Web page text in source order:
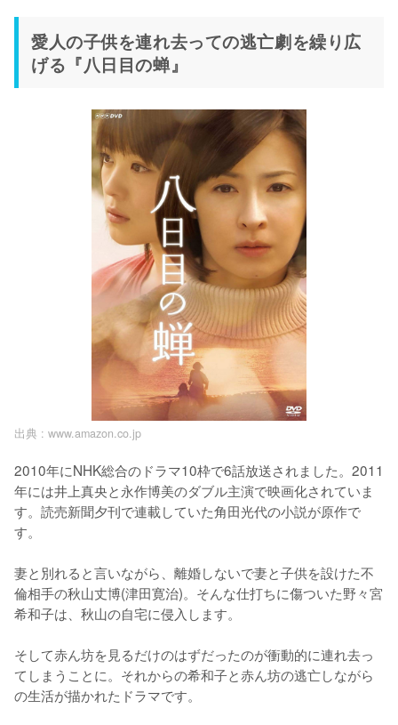
愛人の子供を連れ去っての逃亡劇を繰り広
げる『八日目の蝉』
出典 : www.amazon.co.jp
2010年にNHK総合のドラマ10枠で6話放送されました。2011
年には井上真央と永作博美のダブル主演で映画化されていま
す。読売新聞夕刊で連載していた角田光代の小説が原作で
す。
妻と別れると言いながら、離婚しないで妻と子供を設けた不
倫相手の秋山丈博(津田寛治)。そんな仕打ちに傷ついた野々宮
希和子は、秋山の自宅に侵入します。
そして赤ん坊を見るだけのはずだったのが衝動的に連れ去っ
てしまうことに。それからの希和子と赤ん坊の逃亡しながら
の生活が描かれたドラマです。